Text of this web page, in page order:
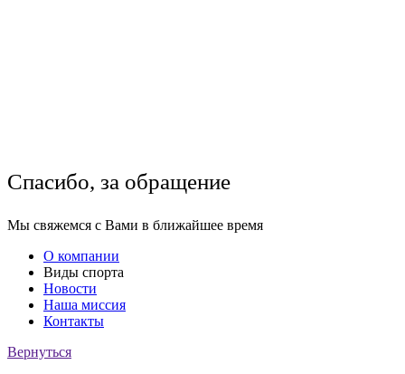
Спасибо, за обращение
Мы свяжемся с Вами в ближайшее время
О компании
Виды спорта
Новости
Наша миссия
Контакты
Вернуться